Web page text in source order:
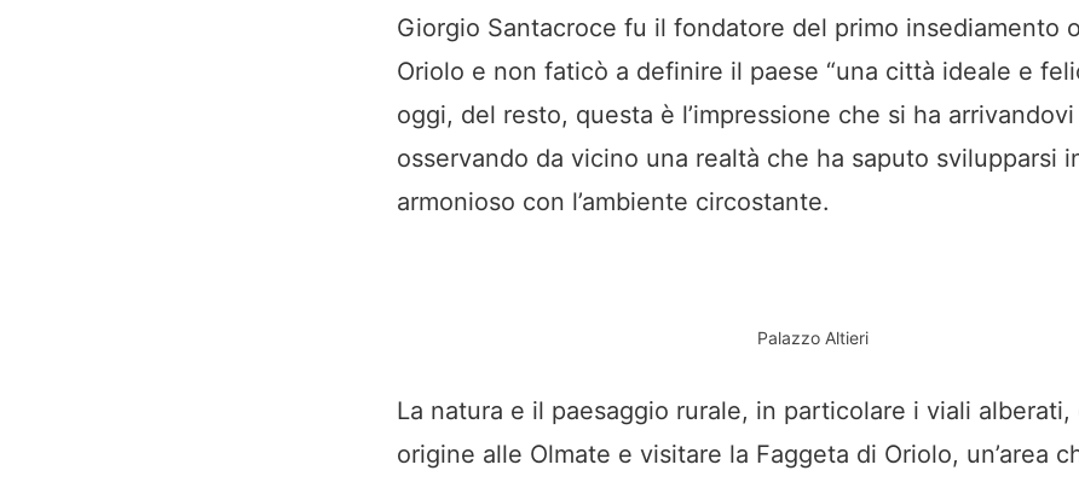
Giorgio Santacroce fu il fondatore del primo insediamento
Oriolo e non faticò a definire il paese “una città ideale e
oggi, del resto, questa è l’impressione che si ha arrivandovi
osservando da vicino una realtà che ha saputo svilupparsi
armonioso con l’ambiente circostante.
Palazzo Altieri
La natura e il paesaggio rurale, in particolare i viali alberati,
origine alle Olmate e visitare la Faggeta di Oriolo, un’area